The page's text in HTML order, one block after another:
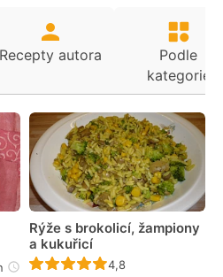
Recepty autora
Podle
kategorie
hodnocen
Rýže s brokolicí, žampiony
a kukuřicí
Recept ještě nebyl
4,8